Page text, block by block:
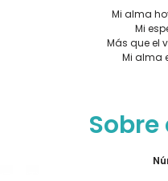
Mi alma
Mi
Más que el
Mi alma